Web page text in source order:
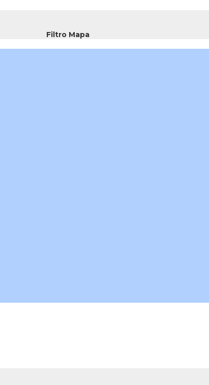
Filtro Mapa